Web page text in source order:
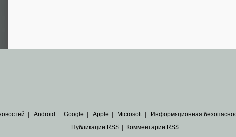
Android Google Apple Microsoft| Информационная
Публикации RSS| Комментарии RSS